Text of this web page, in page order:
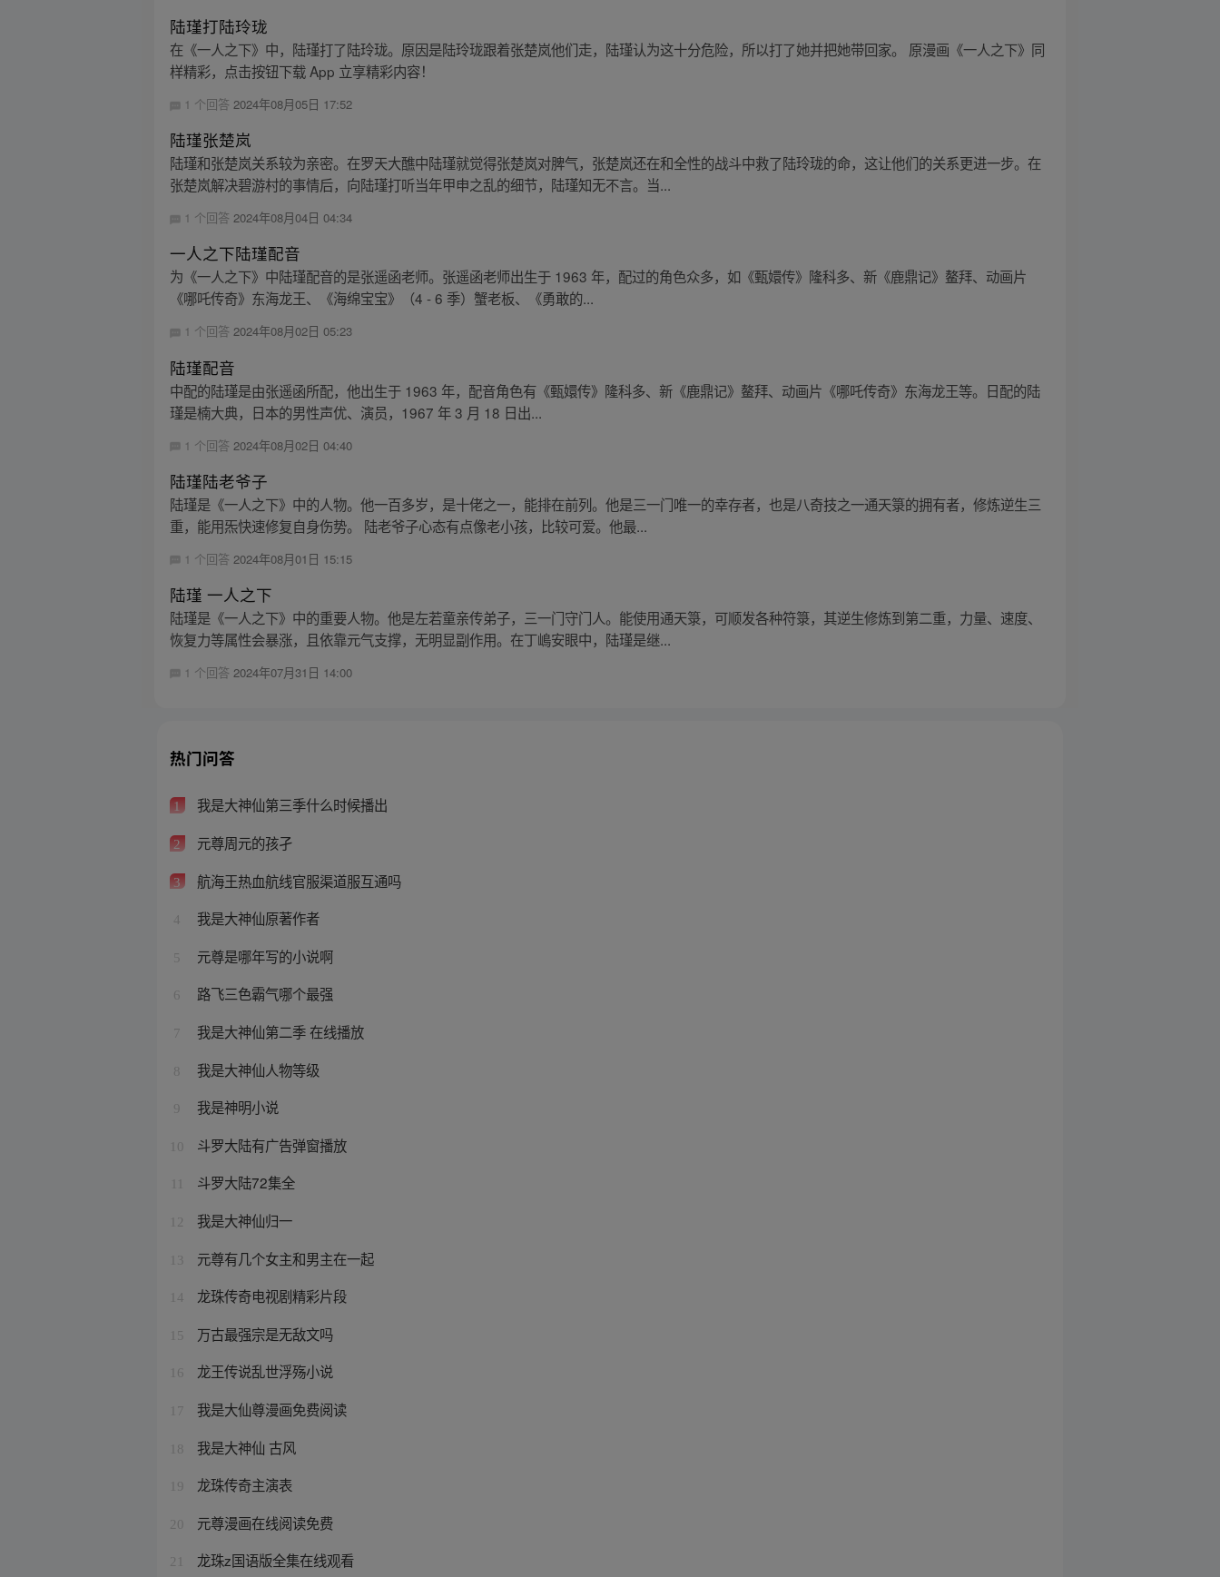
陆瑾打陆玲珑
在《一人之下》中，陆瑾打了陆玲珑。原因是陆玲珑跟着张楚岚他们走，陆瑾认为这十分危险，所以打了她并把她带回家。 原漫画《一人之下》同
样精彩，点击按钮下载 App 立享精彩内容！
1 个回答2024年08月05日 17:52
陆瑾张楚岚
陆瑾和张楚岚关系较为亲密。在罗天大醮中陆瑾就觉得张楚岚对脾气，张楚岚还在和全性的战斗中救了陆玲珑的命，这让他们的关系更进一步。在
张楚岚解决碧游村的事情后，向陆瑾打听当年甲申之乱的细节，陆瑾知无不言。当...
1 个回答2024年08月04日 04:34
一人之下陆瑾配音
为《一人之下》中陆瑾配音的是张遥函老师。张遥函老师出生于 1963 年，配过的角色众多，如《甄嬛传》隆科多、新《鹿鼎记》鳌拜、动画片
《哪吒传奇》东海龙王、《海绵宝宝》（4 - 6 季）蟹老板、《勇敢的...
1 个回答2024年08月02日 05:23
陆瑾配音
中配的陆瑾是由张遥函所配，他出生于 1963 年，配音角色有《甄嬛传》隆科多、新《鹿鼎记》鳌拜、动画片《哪吒传奇》东海龙王等。日配的陆
瑾是楠大典，日本的男性声优、演员，1967 年 3 月 18 日出...
1 个回答 2024年08月02日 04:40
陆瑾陆老爷子
陆瑾是《一人之下》中的人物。他一百多岁，是十佬之一，能排在前列。他是三一门唯一的幸存者，也是八奇技之一通天箓的拥有者，修炼逆生三
重，能用炁快速修复自身伤势。 陆老爷子心态有点像老小孩，比较可爱。他最...
1 个回答 2024年08月01日 15:15
陆瑾 一人之下
陆瑾是《一人之下》中的重要人物。他是左若童亲传弟子，三一门守门人。能使用通天箓，可顺发各种符箓，其逆生修炼到第二重，力量、速度、
恢复力等属性会暴涨，且依靠元气支撑，无明显副作用。在丁嶋安眼中，陆瑾是继...
1 个回答2024年07月31日 14:00
热门问答
1 我是大神仙第三季什么时候播出
2 元尊周元的孩孑
3 航海王热血航线官服渠道服互通吗
4 我是大神仙原著作者
5 元尊是哪年写的小说啊
6 路飞三色霸气哪个最强
7 我是大神仙第二季 在线播放
8 我是大神仙人物等级
9 我是神明小说
10 斗罗大陆有广告弹窗播放
斗罗大陆72集全
12 我是大神仙归一
13 元尊有几个女主和男主在一起
14 龙珠传奇电视剧精彩片段
15 万古最强宗是无敌文吗
16 龙王传说乱世浮殇小说
17 我是大仙尊漫画免费阅读
18 我是大神仙 古风
19 龙珠传奇主演表
20 元尊漫画在线阅读免费
21 龙珠z国语版全集在线观看